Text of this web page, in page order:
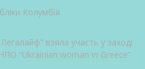
Колумбія
взяла участь у заході
“Ukrainian woman in Greece”